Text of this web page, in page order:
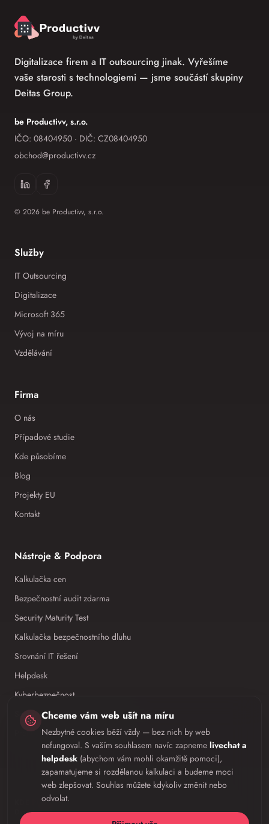
Digitalizace firem a IT outsourcing jinak. Vyřešíme
vaše starosti s technologiemi — jsme součástí skupiny
Deitas Group.
be Productivv, s.r.o.
IČO: 08404950 · DIČ: CZ08404950
obchod@productivv.cz
© 2026 be Productivv, s.r.o.
Služby
IT Outsourcing
Digitalizace
Microsoft 365
Vývoj na míru
Vzdělávání
Firma
O nás
Případové studie
Kde působíme
Blog
Projekty EU
Kontakt
Nástroje & Podpora
Kalkulačka cen
Bezpečnostní audit zdarma
Security Maturity Test
Kalkulačka bezpečnostního dluhu
Srovnání IT řešení
Helpdesk
Kyberbezpečnost
Security Report 2026 (zdarma)
Přehled hrozeb
KDE PŮSOBÍME
Digitalizace firmy na klíč
Chceme vám web ušít na míru
Nezbytné cookies běží vždy — bez nich by web
nefungoval. S vaším souhlasem navíc zapneme livechat a
helpdesk (abychom vám mohli okamžitě pomoci),
zapamatujeme si rozdělanou kalkulaci a budeme moci
web zlepšovat. Souhlas můžete kdykoliv změnit nebo
odvolat.